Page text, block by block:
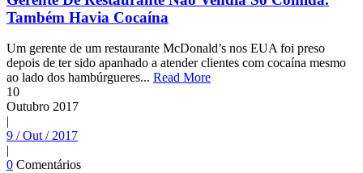
Também Havia Cocaína
Um gerente de um restaurante McDonald’s nos EUA foi preso
depois de ter sido apanhado a atender clientes com cocaína mesmo
ao lado dos hambúrgueres... Read More
10
Outubro 2017
|
9 / Out / 2017
|
0 Comentários